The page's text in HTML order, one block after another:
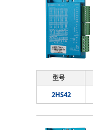
型号
2HS42